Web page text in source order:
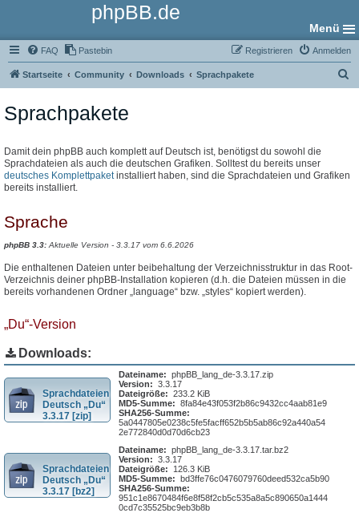
phpBB.de
Menü
FAQ Pastebin Anmelden
Registrieren
Startseite Community Downloads Sprachpakete
Sprachpakete
Damit dein phpBB auch komplett auf Deutsch ist, benötigst du sowohl die
Sprachdateien als auch die deutschen Grafiken. Solltest du bereits unser
deutsches Komplettpaketinstalliert haben, sind die Sprachdateien und Grafiken
bereits installiert.
Sprache
phpBB 3.3:Aktuelle Version - 3.3.17 vom 6.6.2026
Die enthaltenen Dateien unter beibehaltung der Verzeichnisstruktur in das Root-
Verzeichnis deiner phpBB-Installation kopieren (d.h. die Dateien müssen in die
bereits vorhandenen Ordner „language“ bzw. „styles“ kopiert werden).
„Du“-Version
Downloads:
Sprachdateien
Deutsch „Du“
3.3.17 [zip]
Dateiname: phpBB_lang_de-3.3.17.zip
Version: 3.3.17
Dateigröße: 233.2 KiB
MD5-Summe: 8fa84e43f053f2b86c9432cc4aab81e9
SHA256-Summe:
5a0447805e0238c5fe5facff652b5b5ab86c92a440a54
2e772840d0d70d6cb23
Sprachdateien
Deutsch „Du“
3.3.17 [bz2]
Dateiname: phpBB_lang_de-3.3.17.tar.bz2
Version: 3.3.17
Dateigröße:
126.3 KiB
MD5-Summe: bd3ffe76c0476079760deed532ca5b90
SHA256-Summe:
951c1e8670484f6e8f58f2cb5c535a8a5c890650a1444
0cd7c35525bc9eb3b8b